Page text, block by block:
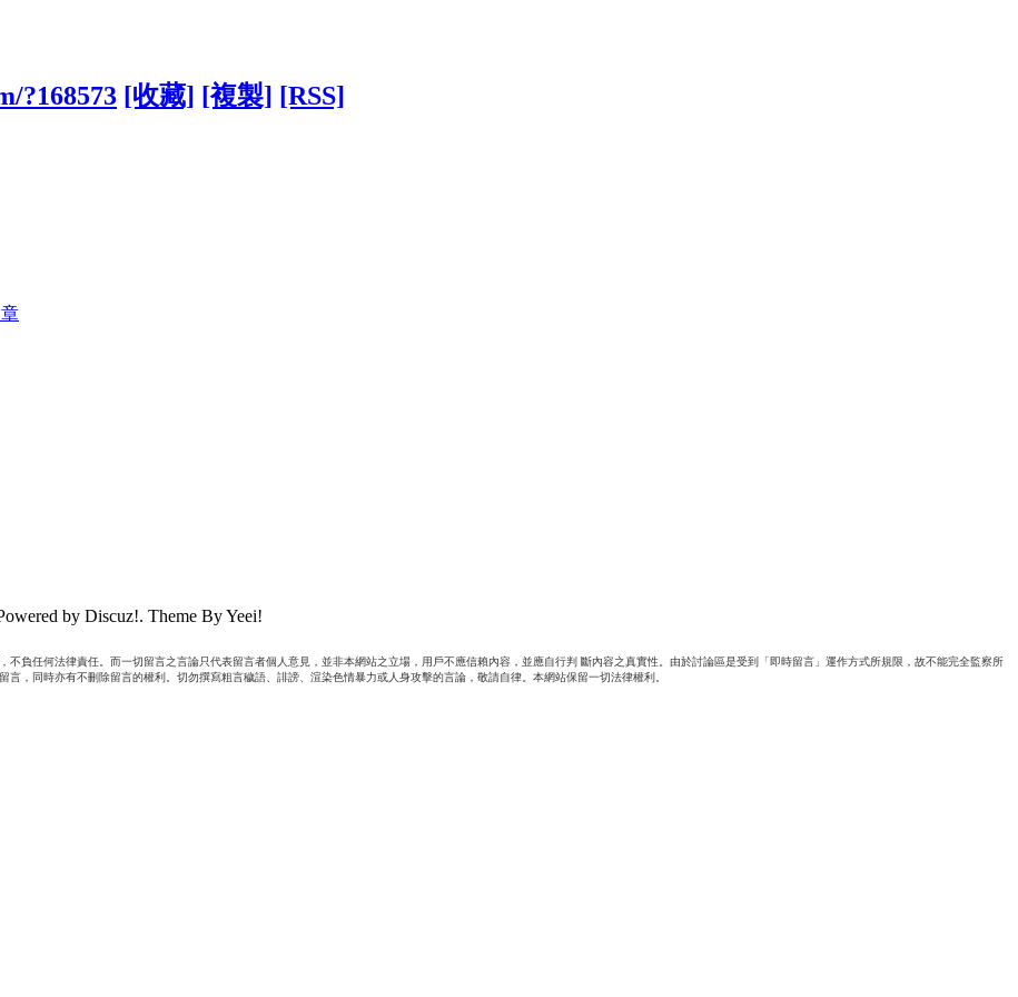
?168573 [收藏] [複製] [RSS]
by Discuz!. Theme By Yeei!
負任何法律責任。而一切留言之言論只代表留言者個人意見，並非本網站之立場，用戶不應信賴內容，並應自行判 斷內容之真實性。由於討論區是受到「即時留言」運作方式所規限，故不能完全監察所
，同時亦有不刪除留言的權利。切勿撰寫粗言穢語、誹謗、渲染色情暴力或人身攻擊的言論，敬請自律。本網站保留一切法律權利。